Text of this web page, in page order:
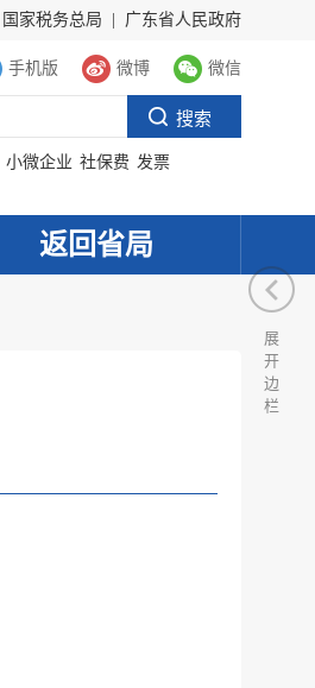
国家税务总局 广东省人民政府
手机版 微博 微信
小微企业 社保费 发票
返回省局
展
开
边
栏